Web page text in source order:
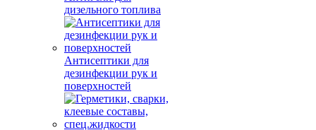
дизельного топлива
Антисептики для
дезинфекции рук и
поверхностей